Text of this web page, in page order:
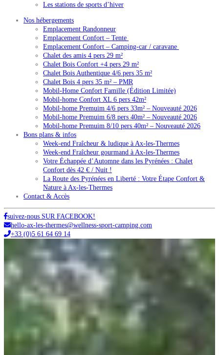
Les stations de sports d’hiver
Nos hébergements
Emplacement Randonneur
Emplacement Confort – Tente
Emplacement Confort – Camping-car / caravane
Chalet des amis 4 pers 29 m²
Chalet Bois Confort +4 pers 29 m²
Chalet Bois Authentique 4/6 pers 35 m²
Chalet Bois 4 pers 35 m² – PMR
Mobil-Home Confort Famille (Édition Limitée)
Mobil-home Confort XL 6 pers 42m²
Mobil-home Premuim 4/6 pers 33m² – Nouveauté 2026
Mobil-home Premuim 6/8 pers 40m² – Nouveauté 2026
Mobil-home Premuim 8/10 pers 40m² – Nouveauté 2026
Bons plans & infos
Week-end Fraîcheur & ludique à Ax-les-Thermes
Week-end Fraîcheur gourmand à Ax-les-Thermes
Votre Échappée d’Automne dans les Pyrénées : Chalet
Confort dès 42 € / Nuit !
La Route des Pyrénées en Liberté : Votre Étape Confort &
Nature à Ax-les-Thermes
Contact & Accès
suivez-nous SUR FACEBOOK!
hello-ax-les-thermes@wellness-sport-camping.com
+33 (0)5 61 64 69 14